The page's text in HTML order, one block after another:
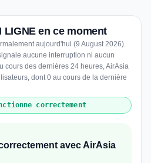
LIGNE en ce moment
aujourd'hui (9 August 2026).
aucune interruption ni aucun
cours des dernières 24 heures, AirAsia
dont 0 au cours de la dernière
correctement
avec AirAsia